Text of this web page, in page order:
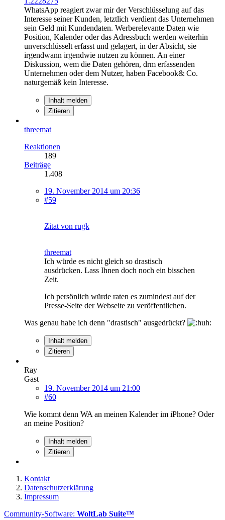
WhatsApp reagiert zwar mir der Verschlüsselung auf das
Interesse seiner Kunden, letztlich verdient das Unternehmen
sein Geld mit Kundendaten. Werberelevante Daten wie
Position, Kalender oder das Adressbuch werden weiterhin
unverschlüsselt erfasst und gelagert, in der Absicht, sie
irgendwann irgendwie nutzen zu können. An einer
Diskussion, wem die Daten gehören, drm erfassenden
Unternehmen oder dem Nutzer, haben Facebook& Co.
naturgemäß kein Interesse.
Inhalt melden
Zitieren
threemat
Reaktionen
189
Beiträge
1.408
19. November 2014 um 20:36
#59
Zitat von rugk
threemat
Ich würde es nicht gleich so drastisch
ausdrücken. Lass Ihnen doch noch ein bisschen
Zeit.
Ich persönlich würde raten es zumindest auf der
Presse-Seite der Webseite zu veröffentlichen.
Was genau habe ich denn "drastisch" ausgedrückt?
Inhalt melden
Zitieren
Ray
Gast
19. November 2014 um 21:00
#60
Wie kommt denn WA an meinen Kalender im iPhone? Oder
an meine Position?
Inhalt melden
Zitieren
Kontakt
Datenschutzerklärung
Impressum
Community-Software: WoltLab Suite™